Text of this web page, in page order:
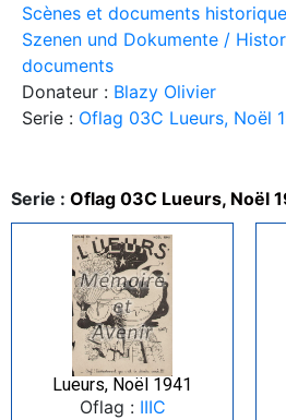
Scènes et documents
Szenen und Dokumente /
documents
Donateur : Blazy Olivier
Serie : Oflag 03C Lueurs, Noël
Serie : Oflag 03C Lueurs, Noël
Lueurs, Noël 1941
Oflag : IIIC